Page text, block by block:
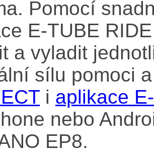
Pomocí
E-TUBE
a vyladit
sílu pomoci
i aplikace
nebo
EP8.